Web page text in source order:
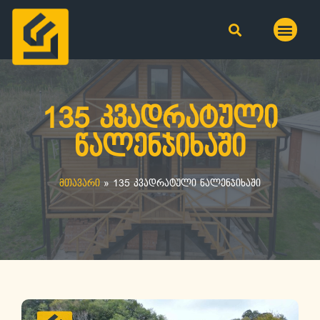
135 კვადრატული
წალენჯიხაში
მთავარი » 135 კვადრატული წალენჯიხაში